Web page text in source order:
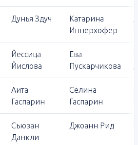
Дунья Здуч
Катарина
Иннерхофер
Йессица
Йислова
Ева
Пускарчикова
Аита
Гаспарин
Селина
Гаспарин
Сьюзан
Данкли
Джоанн Рид